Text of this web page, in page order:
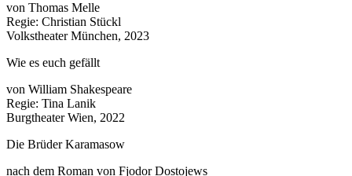
von Thomas Melle
Regie: Christian Stückl
Volkstheater München, 2023
Wie es euch gefällt
von William Shakespeare
Regie: Tina Lanik
Burgtheater Wien, 2022
Die Brüder Karamasow
nach dem Roman von Fjodor Dostojews